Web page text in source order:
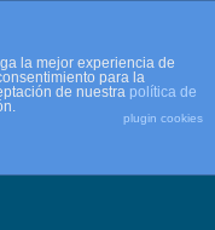
la mejor experiencia de
para la
de nuestra política de
plugin cookies